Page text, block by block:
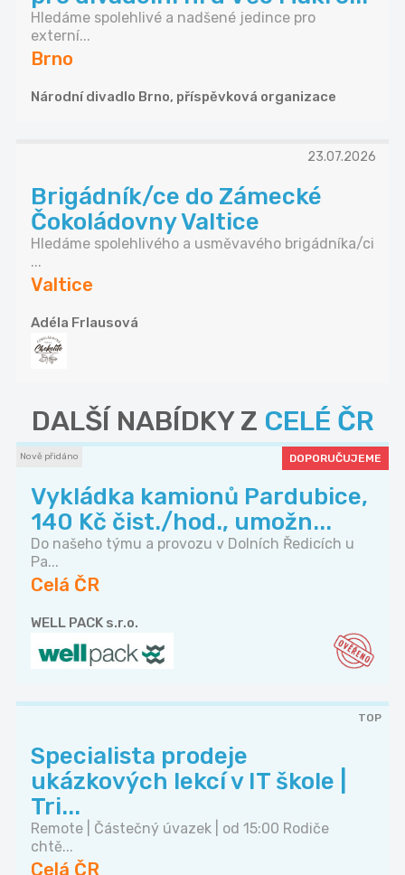
Hledáme spolehlivé a nadšené jedince pro
externí...
Brno
Národní divadlo Brno, příspěvková organizace
23.07.2026
Brigádník/ce do Zámecké
Čokoládovny Valtice
Hledáme spolehlivého a usměvavého brigádníka/ci
...
Valtice
Adéla Frlausová
DALŠÍ NABÍDKY Z CELÉ ČR
Nově přidáno DOPORUČUJEME
Vykládka kamionů Pardubice,
140 Kč čist./hod., umožn...
Do našeho týmu a provozu v Dolních Ředicích u
Pa...
Celá ČR
WELL PACK s.r.o.
TOP
Specialista prodeje
ukázkových lekcí v IT škole |
Tri...
Remote | Částečný úvazek | od 15:00 Rodiče
chtě...
Celá ČR